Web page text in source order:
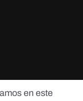
en este